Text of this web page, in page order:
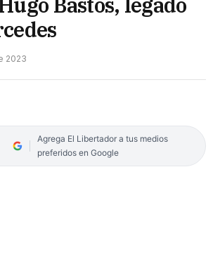
2023
Agrega El Libertador a tus medios
preferidos en Google